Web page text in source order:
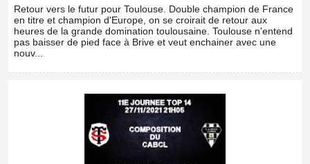
Retour vers le futur pour Toulouse. Double champion de France
en titre et champion d'Europe, on se croirait de retour aux
heures de la grande domination toulousaine. Toulouse n'entend
pas baisser de pied face à Brive et veut enchainer avec une
nouv...